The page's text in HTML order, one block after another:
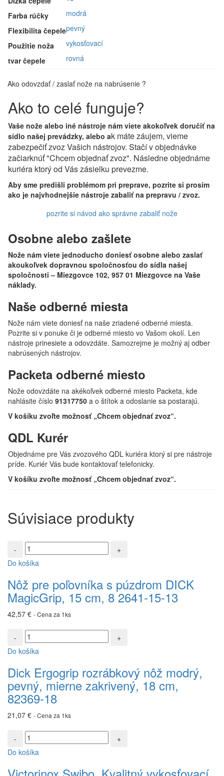
Farba rúčky
modrá
Flexibilita čepelepevný
Použitie noža
vykosťovací
tvar čepele
rovná
Ako odovzdať / zaslať nože na nabrúsenie ?
Ako to celé funguje?
Vaše nože alebo iné nástroje nám viete akokoľvek doručiť na
sídlo našej prevádzky, alebo ak máte záujem, vieme
zabezpečiť zvoz Vašich nástrojov. Stačí v objednávke
začiarknúť "Chcem objednať zvoz". Následne objednáme
kuriéra ktorý od Vás zásielku prevezme.
Aby sme predišli problémom pri preprave, pozrite si prosím
ako je najvhodnejšie nástroje zabaliť na prepravu / zvoz.
pozrite si návod ako správne zabaliť nože
Osobne alebo zašlete
Nože nám viete jednoducho doniesť osobne alebo zaslať
akoukoľvek dopravnou spoločnosťou do sídla našej
spoločnosti – Miezgovce 102, 957 01 Miezgovce na Vaše
náklady.
Naše odberné miesta
Nože nám viete doniesť na naše zriadené odberné miesta.
Pozrite si v ponuke či je odberné miesto vo Vašom okolí. Len
nástroje prinesiete a odovzdáte. Samozrejme je možný aj odber
nabrúsených nástrojov.
Packeta odberné miesto
Nože odovzdáte na akékoľvek odberné miesto Packeta, kde
nahlásite číslo 91317750 a o štítok a odoslanie sa postarajú.
V košíku zvoľte možnosť „Chcem objednať zvoz“.
QDL Kurér
Objednáme pre Vás zvozového QDL kuriéra ktorý si pre nástroje
príde. Kuriér Vás bude kontaktovať telefonicky.
V košíku zvoľte možnosť „Chcem objednať zvoz“.
Súvisiace produkty
množstvo
Nôž
pre
s
púzdrom
DICK
MagicGrip,
cm,
8
2641-
13
Do košíka
Nôž pre poľovníka s púzdrom DICK
MagicGrip, 15 cm, 8 2641-15-13
42,57 € - Cena za 1ks
množstvo
Dick
Ergogrip
nôž
modrý,
pevný,
mierne
zakrivený,
cm,
82369-
18
Do košíka
Dick Ergogrip rozrábkový nôž modrý,
pevný, mierne zakrivený, 18 cm,
82369-18
21,07 € - Cena za 1ks
množstvo
Victorinox
Swibo,
Do košíka